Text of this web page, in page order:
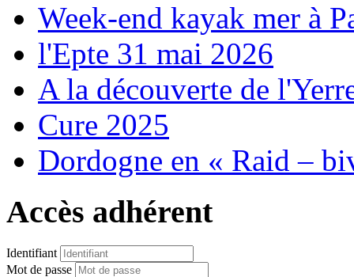
Week-end kayak mer à
l'Epte 31 mai 2026
A la découverte de
Cure 2025
Dordogne en « Raid –
Accès adhérent
Identifiant
Mot de passe